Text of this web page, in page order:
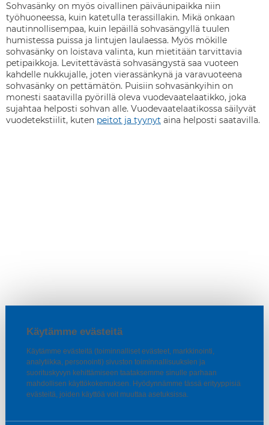
Käytämme evästeitä
Käytämme evästeitä (toiminnalliset evästeet, markkinointi,
analytiikka, personointi) sivuston toiminnallisuuksien ja
suorituskyvyn kehittämiseen taataksemme sinulle parhaan
mahdollisen käyttökokemuksen. Hyödynnämme tässä erityyppisiä
evästeitä, joiden käyttöä voit muuttaa asetuksissa.
Sohvasänky on myös oivallinen päiväunipaikka niin
työhuoneessa, kuin katetulla terassillakin. Mikä onkaan
nautinnollisempaa, kuin lepäillä sohvasängyllä tuulen
humistessa puissa ja lintujen laulaessa. Myös mökille
sohvasänky on loistava valinta, kun mietitään tarvittavia
petipaikkoja. Levitettävästä sohvasängystä saa vuoteen
kahdelle nukkujalle, joten vierassänkynä ja varavuoteena
sohvasänky on pettämätön. Puisiin sohvasänkyihin on
monesti saatavilla pyörillä oleva vuodevaatelaatikko, joka
sujahtaa helposti sohvan alle. Vuodevaatelaatikossa säilyvät
vuodetekstiilit, kuten peitot ja tyynyt aina helposti saatavilla.